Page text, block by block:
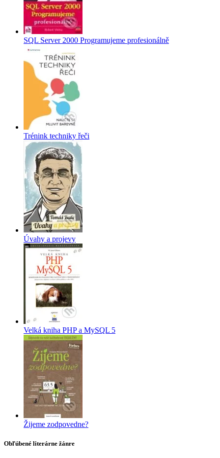
SQL Server 2000 Programujeme profesionálně
Trénink techniky řeči
Úvahy a projevy
Velká kniha PHP a MySQL 5
Žijeme zodpovedne?
Obľúbené literárne žánre